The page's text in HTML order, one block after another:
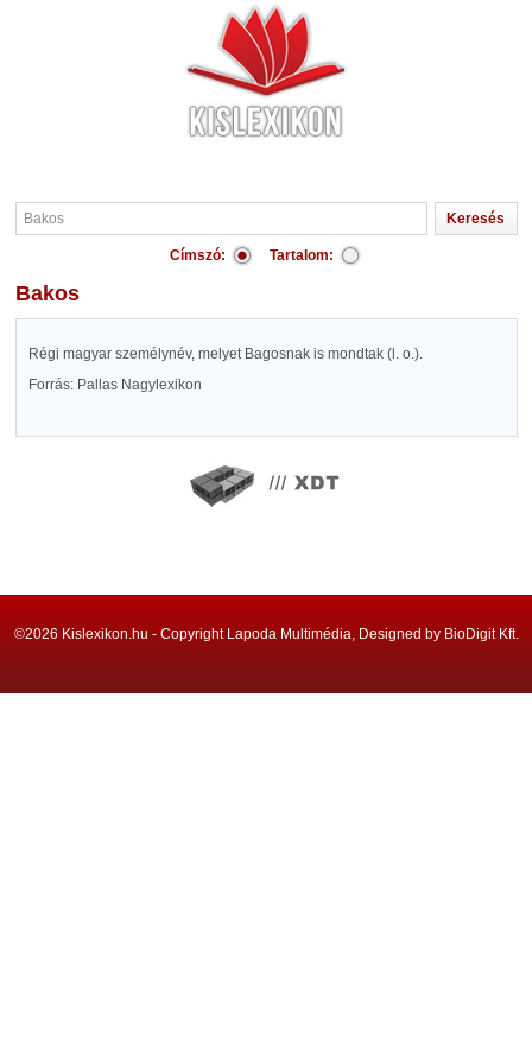
Címszó: Tartalom:
Bakos
Régi magyar személynév, melyet Bagosnak is mondtak (l. o.).
Forrás: Pallas Nagylexikon
©2026 Kislexikon.hu - Copyright Lapoda Multimédia, Designed by BioDigit Kft.